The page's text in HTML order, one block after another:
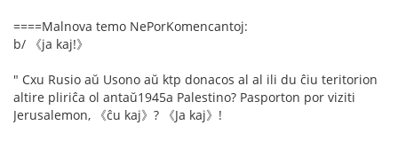
====Malnova temo NePorKomencantoj:
b/ 《ja kaj!》
" Cxu Rusio aŭ Usono aŭ ktp donacos al al ili du ĉiu teritorion
altire pliriĉa ol antaŭ1945a Palestino? Pasporton por viziti
Jerusalemon, 《ĉu kaj》? 《Ja kaj》!